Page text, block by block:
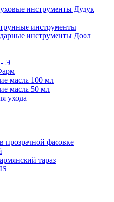
инструменты Дудук
инструменты
инструменты Доол
Э
масла 100 мл
масла 50 мл
ухода
прозрачной фасовке
тараз